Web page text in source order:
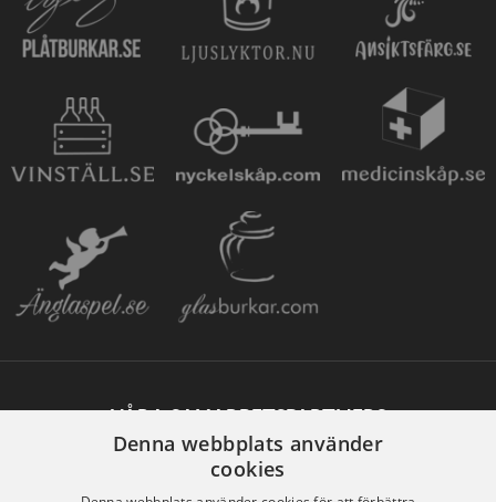
VÅRA SAMARBETSPARTNERS
Denna webbplats använder
cookies